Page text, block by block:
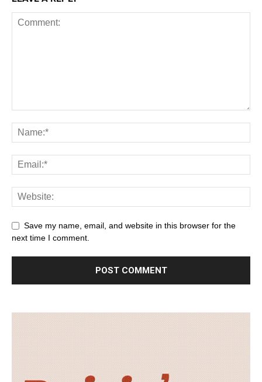
Save my name, email, and website in this browser for the
next time I comment.